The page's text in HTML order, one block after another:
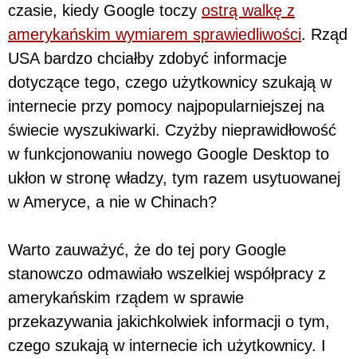
czasie, kiedy Google toczy ostrą walkę z
amerykańskim wymiarem sprawiedliwości. Rząd
USA bardzo chciałby zdobyć informacje
dotyczące tego, czego użytkownicy szukają w
internecie przy pomocy najpopularniejszej na
świecie wyszukiwarki. Czyżby nieprawidłowość
w funkcjonowaniu nowego Google Desktop to
ukłon w stronę władzy, tym razem usytuowanej
w Ameryce, a nie w Chinach?
Warto zauważyć, że do tej pory Google
stanowczo odmawiało wszelkiej współpracy z
amerykańskim rządem w sprawie
przekazywania jakichkolwiek informacji o tym,
czego szukają w internecie ich użytkownicy. I